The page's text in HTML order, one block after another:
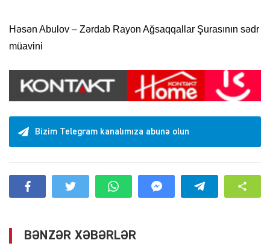
Həsən Abulov – Zərdab Rayon Ağsaqqallar Şurasının sədr
müavini
Bizim Telegram kanalımıza abunə olun
BƏNZƏR XƏBƏRLƏR